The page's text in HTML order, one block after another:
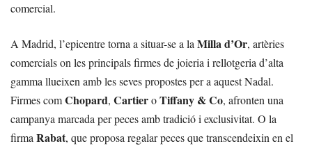
comercial.
A Madrid, l’epicentre torna a situar-se a la Milla d’Or, artèries
comercials on les principals firmes de joieria i rellotgeria d’alta
gamma llueixen amb les seves propostes per a aquest Nadal.
Firmes comChopard, CartieroTiffany & Co, afronten una
campanya marcada per peces amb tradició i exclusivitat. O la
firma Rabat, que proposa regalar peces que transcendeixin en el